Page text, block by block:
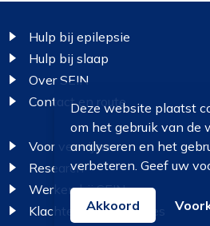
Deze website plaatst
om het gebruik van de
analyseren en het
verbeteren. Geef uw
Akkoord
Hulp bij epilepsie
Hulp bij slaap
Over SEIN
Contact en route
Voor verwijzers
Research
Werken bij SEIN
Klachten en suggesties